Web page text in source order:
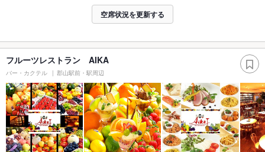
空席状況を更新する
フルーツレストラン AIKA
バー・カクテル 郡山駅前・駅周辺